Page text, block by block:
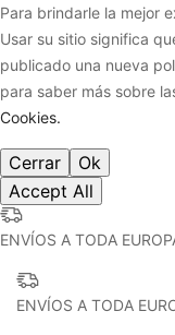
Para brindarle la mejor
Usar su sitio significa
publicado una nueva
para saber más sobre
Cookies.
Cerrar
Ok
Accept All
ENVÍOS A TODA
ENVÍOS A TODA